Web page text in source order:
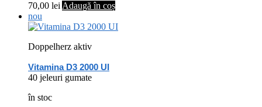
70,00 lei Adaugă în coș
nou
Doppelherz aktiv
Vitamina D3 2000 UI
40 jeleuri gumate
în stoc